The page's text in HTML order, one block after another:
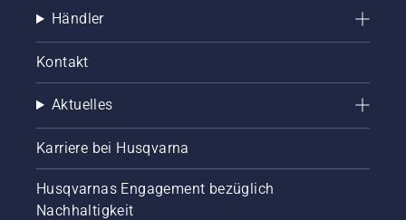
Händler
Kontakt
Aktuelles
Karriere bei Husqvarna
Husqvarnas Engagement bezüglich
Nachhaltigkeit